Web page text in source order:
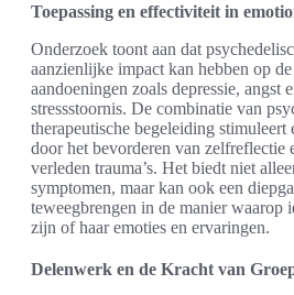
Toepassing en effectiviteit in
Onderzoek toont aan dat
aanzienlijke impact kan hebben op
aandoeningen zoals depressie, angst
stressstoornis. De combinatie van
therapeutische begeleiding stimuleert
door het bevorderen van zelfreflectie
verleden trauma’s. Het biedt niet
symptomen, maar kan ook een
teweegbrengen in de manier waarop
zijn of haar emoties en ervaringen.
Delenwerk en de Kracht van